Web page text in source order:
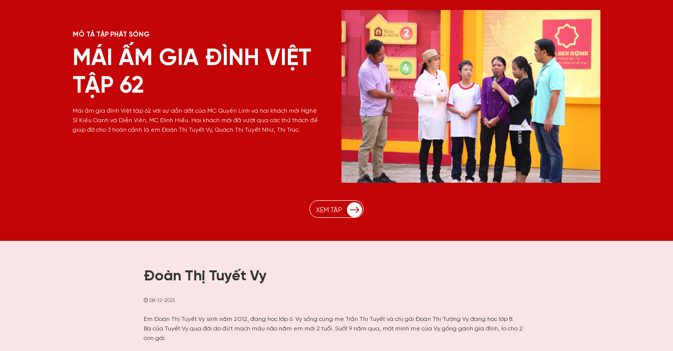
MÔ TẢ TẬP PHÁT SÓNG
MÁI ẤM GIA ĐÌNH VIỆT
TẬP 62
Mái ấm gia đình Việt tập 62 với sự dẫn dắt của MC Quyền Linh và hai khách mời Nghệ
Sĩ Kiều Oanh và Diễn Viên, MC Đình Hiếu. Hai khách mời đã vượt qua các thử thách để
giúp đỡ cho 3 hoàn cảnh là em Đoàn Thị Tuyết Vy, Quách Thị Tuyết Như, Thị Trúc.
XEM TẬP
Đoàn Thị Tuyết Vy
08-12-2023
Em Đoàn Thị Tuyết Vy sinh năm 2012, đang học lớp 6. Vy sống cùng mẹ Trần Thị Tuyết và chị gái Đoàn Thị Tường Vy đang học lớp 8.
Ba của Tuyết Vy qua đời do đứt mạch máu não năm em mới 2 tuổi. Suốt 9 năm qua, một mình mẹ của Vy gồng gánh gia đình, lo cho 2
con gái.